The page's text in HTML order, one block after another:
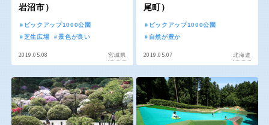
三重 滋賀
兵庫 奈良
岩沼市）
ピックアップ1000公園
芝生広場
景色が良い
2019.05.08 宮城県
尾町）
ピックアップ1000公園
自然が豊か
2019.05.07 北海道